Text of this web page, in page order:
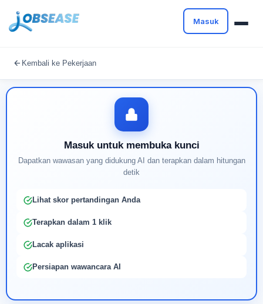
Masuk
Kembali ke Pekerjaan
Masuk untuk membuka kunci
Dapatkan wawasan yang didukung AI dan terapkan dalam hitungan
detik
Lihat skor pertandingan Anda
Terapkan dalam 1 klik
Lacak aplikasi
Persiapan wawancara AI
Buat profil Anda untuk membuka kunci pencocokan